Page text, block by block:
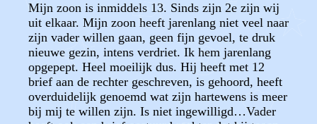
Mijn zoon is inmiddels 13. Sinds zijn 2e zijn wij
uit elkaar. Mijn zoon heeft jarenlang niet veel naar
zijn vader willen gaan, geen fijn gevoel, te druk
nieuwe gezin, intens verdriet. Ik hem jarenlang
opgepept. Heel moeilijk dus. Hij heeft met 12
brief aan de rechter geschreven, is gehoord, heeft
overduidelijk genoemd wat zijn hartewens is meer
bij mij te willen zijn. Is niet ingewilligd…Vader